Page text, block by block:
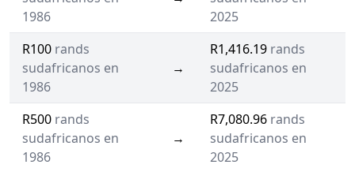
1986
2025
R100 rands
sudafricanos en
1986
→
R1,416.19 rands
sudafricanos en
2025
R500 rands
sudafricanos en
1986
→
R7,080.96 rands
sudafricanos en
2025